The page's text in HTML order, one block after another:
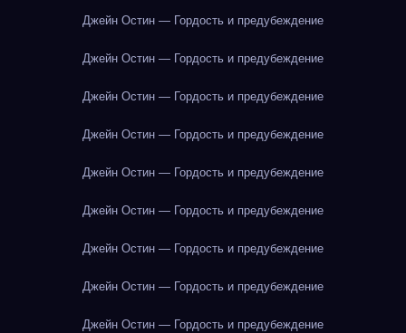
Джейн Остин — Гордость и предубеждение
Джейн Остин — Гордость и предубеждение
Джейн Остин — Гордость и предубеждение
Джейн Остин — Гордость и предубеждение
Джейн Остин — Гордость и предубеждение
Джейн Остин — Гордость и предубеждение
Джейн Остин — Гордость и предубеждение
Джейн Остин — Гордость и предубеждение
Джейн Остин — Гордость и предубеждение